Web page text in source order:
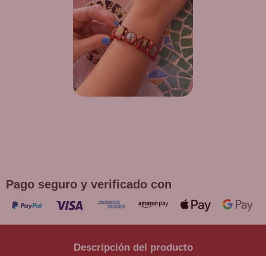
Pago seguro y verificado con
Descripción del producto